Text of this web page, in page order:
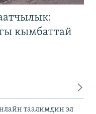
кымбаттай
таалимдин эл